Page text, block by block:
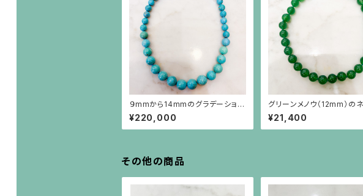
９mmから14mmのグラデーション
のターコイズネックレス
¥220,000
グリーンメノウ（12mm）の
ス
¥21,400
その他の商品